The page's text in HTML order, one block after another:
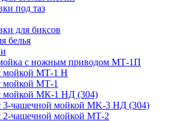
под таз
для биксов
белья
с ножным приводом МТ-1П
мойкой МТ-1 Н
мойкой МТ-1
мойкой МК-1 НД (304)
3-чашечной мойкой МK-3 НД (304)
2-чашечной мойкой МТ-2